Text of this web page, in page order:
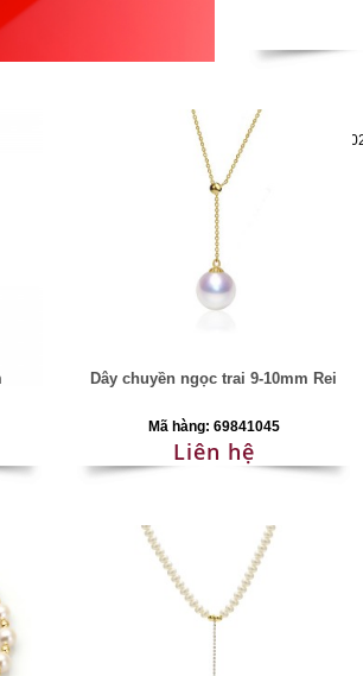
Mã
Dây chuyền ngọc trai 9-10mm Rei
Mã hàng: 69841045
Liên hệ